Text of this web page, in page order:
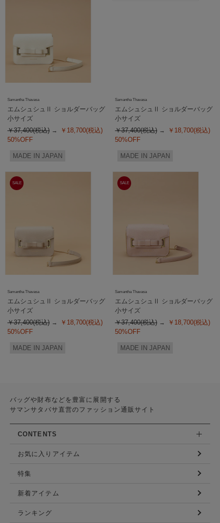
Samantha Thavasa
エムシュシュⅡ ショルダーバッグ
小サイズ
￥37,400(税込)
￥18,700(税込)
50%OFF
MADE IN JAPAN
Samantha Thavasa
エムシュシュⅡ ショルダーバッグ
小サイズ
￥37,400(税込)
￥18,700(税込)
50%OFF
MADE IN JAPAN
SALE
Samantha Thavasa
エムシュシュⅡ ショルダーバッグ
小サイズ
￥37,400(税込)
￥18,700(税込)
50%OFF
MADE IN JAPAN
SALE
Samantha Thavasa
エムシュシュⅡ ショルダーバッグ
小サイズ
￥37,400(税込)
￥18,700(税込)
50%OFF
MADE IN JAPAN
バッグや財布などを豊富に展開する
サマンサタバサ直営のファッション通販サイト
CONTENTS
お気に入りアイテム
特集
新着アイテム
ランキング